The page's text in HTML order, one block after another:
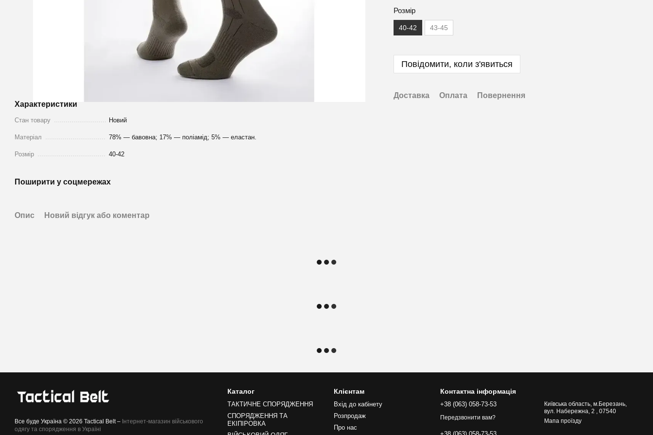
Характеристики
Стан товару Новий
Матеріал 78% — бавовна; 17% — поліамід; 5% — еластан.
Розмір 40-42
Поширити у соцмережах
Розмір
40-42 43-45
Повідомити, коли з'явиться
Доставка Оплата Повернення
Опис Новий відгук або коментар
Все буде Україна © 2026 Tactical Belt – Інтернет-магазин військового
одягу та спорядження в Україні
Каталог
ТАКТИЧНЕ СПОРЯДЖЕННЯ
СПОРЯДЖЕННЯ ТА
ЕКІПІРОВКА
Клієнтам
Вхід до кабінету
Розпродаж
Про нас
Контактна інформація
+38 (063) 058-73-53
Передзвонити вам?
Київська область, м.Березань,
вул. Набережна, 2 , 07540
Мапа проїзду